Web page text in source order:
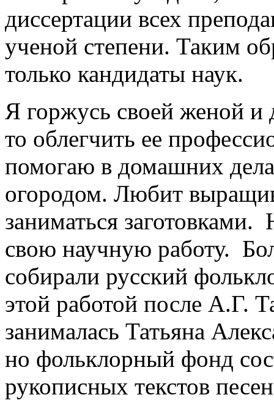
диссертации всех
ученой степени. Таким
только кандидаты наук.
Я горжусь своей женой и
то облегчить ее
помогаю в домашних
огородом. Любит
заниматься
свою научную работу.
собирали русский
этой работой после А.Г.
занималась Татьяна
но фольклорный фонд
рукописных текстов